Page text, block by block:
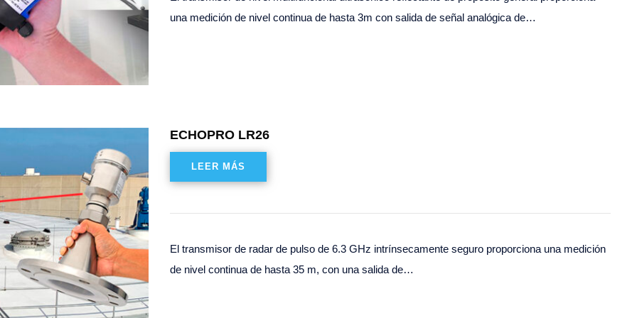
una medición de nivel continua de hasta 3m con salida de señal analógica de…
ECHOPRO LR26
LEER MÁS
El transmisor de radar de pulso de 6.3 GHz intrínsecamente seguro proporciona una medición
de nivel continua de hasta 35 m, con una salida de…